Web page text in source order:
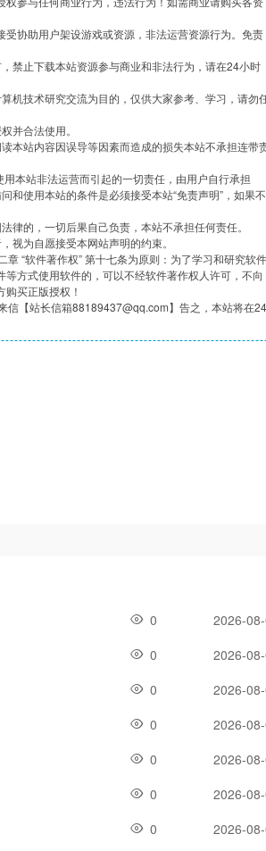
协助用户架设游戏或资源，非法运营资源行为。免责
禁止下载本站资源参与商业和非法行为，请在24小时
机技术研究交流为目的，仅供大家参考、学习，请勿
并合法使用。
本站内容因误导等因素而造成的损失本站不承担连带
本站非法运营而引起的一切责任，由用户自行承担
和使用本站的条件是必须接受本站“免责声明”，如果不
律的，一切后果自己负责，本站不承担任何责任。
视为自愿接受本网站声明的约束。
“软件著作权” 第十七条为原则：为了学习和研究软件
方式使用软件的，可以不经软件著作权人许可，不向
买正版授权！
信【站长信箱88189437@qq.com】告之，本站将在24
0 2026-
0 2026-
0 2026-
0 2026-
0 2026-
0 2026-
0 2026-